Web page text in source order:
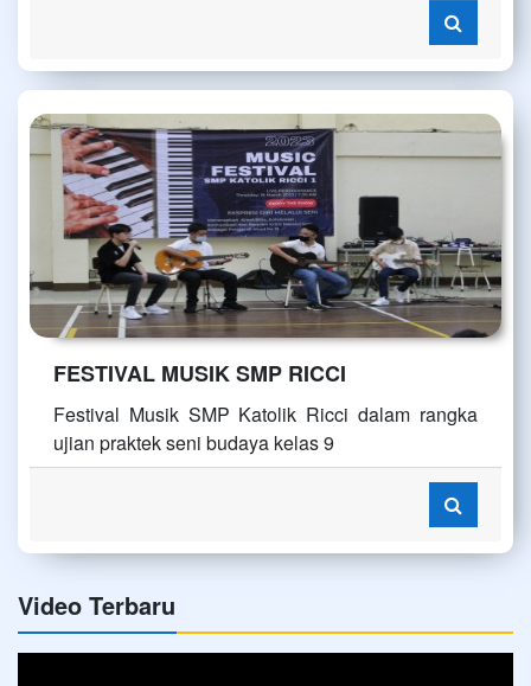
FESTIVAL MUSIK SMP RICCI
Festival Musik SMP Katolik Ricci dalam rangka
ujian praktek seni budaya kelas 9
Video Terbaru